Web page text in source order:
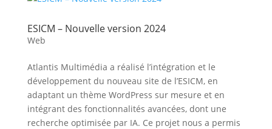
ESICM – Nouvelle version 2024
Web
Atlantis Multimédia a réalisé l’intégration et le
développement du nouveau site de l’ESICM, en
adaptant un thème WordPress sur mesure et en
intégrant des fonctionnalités avancées, dont une
recherche optimisée par IA. Ce projet nous a permis